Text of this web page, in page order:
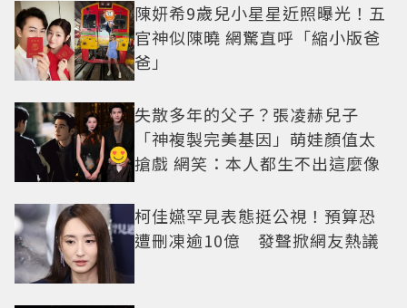
陳妍希9歲兒小星星近照曝光！五
官神似陳曉 網驚直呼「縮小版爸
爸」
失散多年的父子？張凌赫兒子
「神複製完美基因」萌娃顏值太
搶戲 網笑：本人都生不出這麼像
柯佳嬿罕見表態挺公視！預算恐
遭刪凍逾10億 發聲掀網友熱議